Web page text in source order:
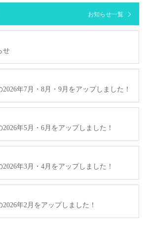
お知らせ一覧
せ
年7月・8月・9月をアップしました！
年5月・6月をアップしました！
年3月・4月をアップしました！
年2月をアップしました！